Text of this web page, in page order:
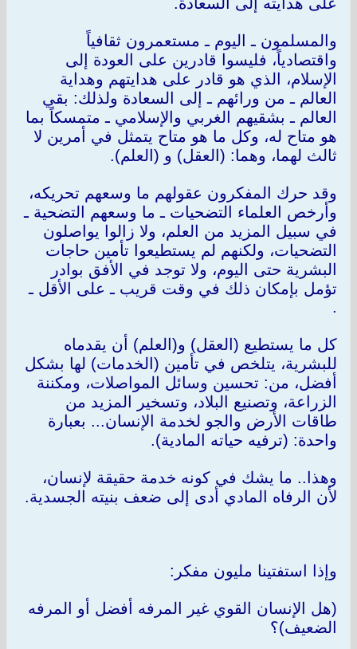
والمسلمون ـ اليوم ـ مستعمرون ثقافياً
واقتصادياً، فليسوا قادرين على العودة إلى
الإسلام، الذي هو قادر على هدايتهم وهداية
العالم ـ من ورائهم ـ إلى السعادة ولذلك: بقي
العالم ـ بشقيهم الغربي والإسلامي ـ متمسكاً بما
هو متاح له، وكل ما هو متاح يتمثل في أمرين لا
ثالث لهما، وهما: (العقل) و (العلم).
وقد حرك المفكرون عقولهم ما وسعهم تحريكه،
وأرخص العلماء التضحيات ـ ما وسعهم التضحية ـ
في سبيل المزيد من العلم، ولا زالوا يواصلون
التضحيات، ولكنهم لم يستطيعوا تأمين حاجات
البشرية حتى اليوم، ولا توجد في الأفق بوادر
تؤمل بإمكان ذلك في وقت قريب ـ على الأقل ـ
.
كل ما يستطيع (العقل) و(العلم) أن يقدماه
للبشرية، يتلخص في تأمين (الخدمات) لها بشكل
أفضل، من: تحسين وسائل المواصلات، ومكننة
الزراعة، وتصنيع البلاد، وتسخير المزيد من
طاقات الأرض والجو لخدمة الإنسان... بعبارة
واحدة: (ترفيه حياته المادية).
وهذا.. ما يشك في كونه خدمة حقيقة لإنسان،
لأن الرفاه المادي أدى إلى ضعف بنيته الجسدية.
وإذا استفتينا مليون مفكر:
(هل الإنسان القوي غير المرفه أفضل أو المرفه
الضعيف)؟